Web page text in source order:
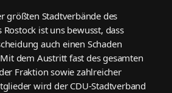
größten Stadtverbände des
Rostock ist uns bewusst, dass
auch einen Schaden
dem Austritt fast des gesamten
Fraktion sowie zahlreicher
wird der CDU-Stadtverband